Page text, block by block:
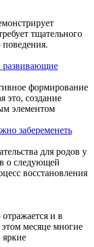
тщательного
развивающие
формирование
это, создание
элементом
забеременеть
для родов у
о следующей
восстановления
и в
месяце многие
яркие